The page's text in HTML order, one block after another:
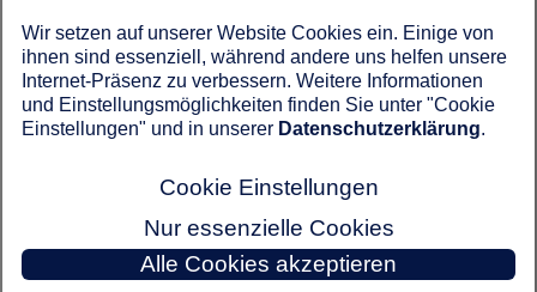
Nährboden für Holzinsekten und Pilze
entzogen ( keine chemische Keule im
Haus notwendig)
ist nicht mehr möglich
Gegeneinander verleinte Blockbalken -
Die Blockbohle bleibt formstabil
Wir setzen auf unserer Website Cookies ein. Einige von
ihnen sind essenziell, während andere uns helfen unsere
Internet-Präsenz zu verbessern. Weitere Informationen
und Einstellungsmöglichkeiten finden Sie unter "Cookie
Einstellungen" und in unserer Datenschutzerklärung.
Cookie Einstellungen
Nur essenzielle Cookies
Alle Cookies akzeptieren